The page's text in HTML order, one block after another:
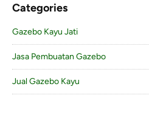
Categories
Gazebo Kayu Jati
Jasa Pembuatan Gazebo
Jual Gazebo Kayu